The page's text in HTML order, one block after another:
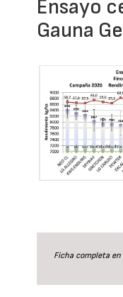
Ensayo
Gauna
Ficha completa